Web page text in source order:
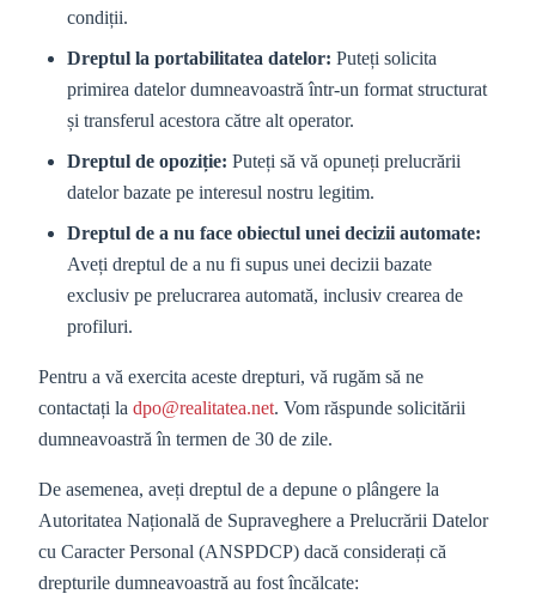
condiții.
Dreptul la portabilitatea datelor: Puteți solicita
primirea datelor dumneavoastră într-un format structurat
și transferul acestora către alt operator.
Dreptul de opoziție: Puteți să vă opuneți prelucrării
datelor bazate pe interesul nostru legitim.
Dreptul de a nu face obiectul unei decizii automate:
Aveți dreptul de a nu fi supus unei decizii bazate
exclusiv pe prelucrarea automată, inclusiv crearea de
profiluri.
Pentru a vă exercita aceste drepturi, vă rugăm să ne
contactați la dpo@realitatea.net. Vom răspunde solicitării
dumneavoastră în termen de 30 de zile.
De asemenea, aveți dreptul de a depune o plângere la
Autoritatea Națională de Supraveghere a Prelucrării Datelor
cu Caracter Personal (ANSPDCP) dacă considerați că
drepturile dumneavoastră au fost încălcate: